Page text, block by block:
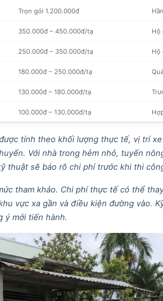
Trọn gói 1.200.000đ
350.000đ – 450.000đ/tạ Hộ
250.000đ – 350.000đ/tạ Hộ
180.000đ – 250.000đ/tạ
130.000đ – 180.000đ/tạ
100.000đ – 130.000đ/tạ
tính theo khối lượng thực tế, vị trí
Với nhà trong hẻm nhỏ, tuyến
thuật sẽ báo rõ chi phí trước khi thi
tham khảo. Chi phí thực tế có thể
vực xa gần và điều kiện đường vào.
ý mới tiến hành.